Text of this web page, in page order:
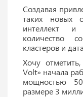
Создавая
таких новых
интеллект и
количество
кластеров и
Хочу
Volt» начала
мощностью
размере 3